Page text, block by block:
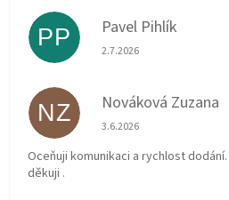
PP Pavel Pihlík
Hodnocení obchodu je 5
2.7.2026
NZ Nováková Zuzana
Hodnocení obchodu je 5
3.6.2026
Oceňuji komunikaci a rychlost
děkuji .